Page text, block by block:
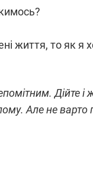
життя, то як я
Дійте
Але не